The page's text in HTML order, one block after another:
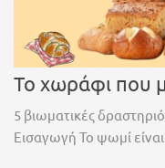
Το χωράφι που
5 βιωματικές
Εισαγωγή Το ψωμί